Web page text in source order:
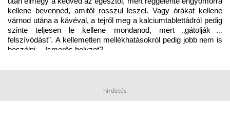
kellene bevenned, amitől rosszul leszel. Vagy órákat kellene
várnod utána a kávéval, a tejről meg a kalciumtablettádról pedig
szinte teljesen le kellene mondanod, mert „gátolják a
felszívódást”. A kellemetlen mellékhatásokról pedig jobb nem is
beszélni… Ismerős helyzet?
hirdetés